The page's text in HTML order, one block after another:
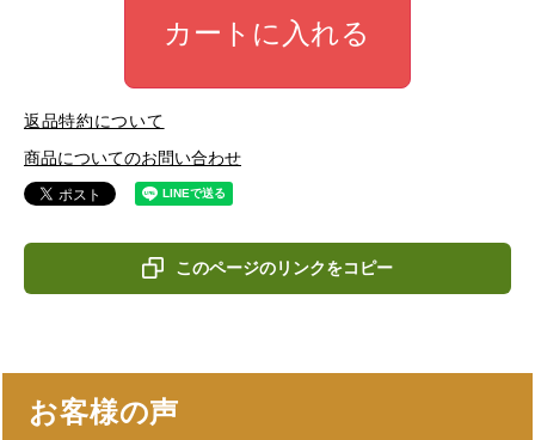
カートに入れる
返品特約について
商品についてのお問い合わせ
このページのリンクをコピー
お客様の声